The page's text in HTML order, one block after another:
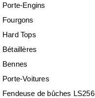
Porte-Engins
Fourgons
Hard Tops
Bétaillères
Bennes
Porte-Voitures
Fendeuse de bûches LS256